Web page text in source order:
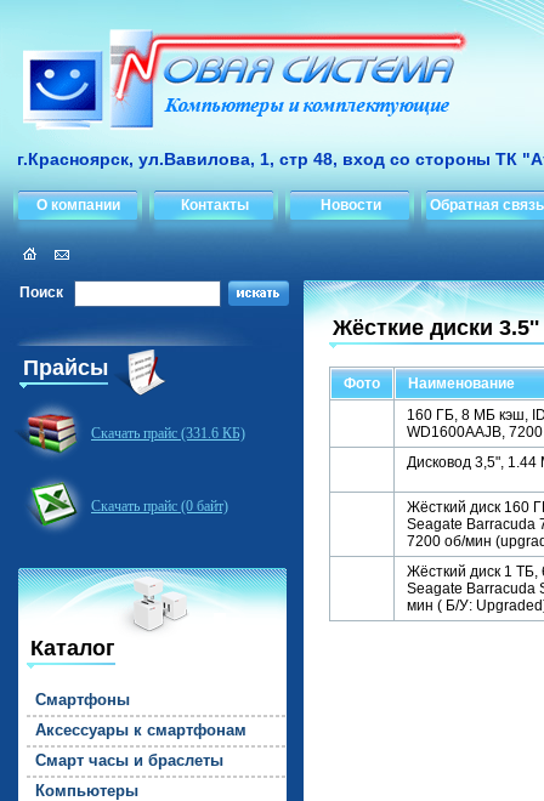
г.Красноярск, ул.Вавилова, 1, стр 48, вход со стороны ТК
О компании Контакты Новости Обратная связь
Поиск
Прайсы
Скачать прайс (331.6 КБ)
Скачать прайс (0 байт)
Каталог
Смарт­фо­ны
Ак­сессу­ары к смарт­фо­нам
Смарт ча­сы и брас­ле­ты
Компь­юте­ры
Жёсткие диски
Фото
Наименование
160 ГБ, 8 МБ кэш,
WD1600AAJB,
Дисковод 3,5",
Жёсткий диск 160
Seagate Barracuda
7200 об/мин
Жёсткий диск 1
Seagate Barracuda
мин ( Б/У: